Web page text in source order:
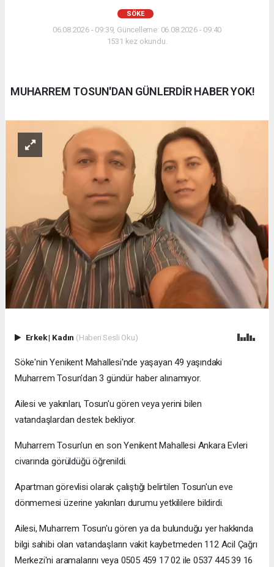
SÖKE
06.08.2026 - 09:39, Güncelleme: 06.08.2026 - 09:40
1531 kez okundu.
MUHARREM TOSUN'DAN GÜNLERDİR HABER YOK!
Erkek| Kadın (Haberi Sesli Oku)
Söke'nin Yenikent Mahallesi'nde yaşayan 49 yaşındaki
Muharrem Tosun'dan 3 gündür haber alınamıyor.
Ailesi ve yakınları, Tosun'u gören veya yerini bilen
vatandaşlardan destek bekliyor.
Muharrem Tosun'un en son Yenikent Mahallesi Ankara Evleri
civarında görüldüğü öğrenildi.
Apartman görevlisi olarak çalıştığı belirtilen Tosun'un eve
dönmemesi üzerine yakınları durumu yetkililere bildirdi.
Ailesi, Muharrem Tosun'u gören ya da bulunduğu yer hakkında
bilgi sahibi olan vatandaşların vakit kaybetmeden 112 Acil Çağrı
Merkezi'ni aramalarını veya 0505 459 17 02 ile 0537 445 39 16